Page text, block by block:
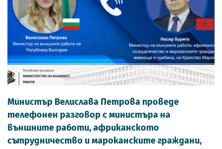
Министър Велислава Петрова проведе
телефонен разговор с министъра на
външните работи, африканското
сътрудничество и мароканските граждани,